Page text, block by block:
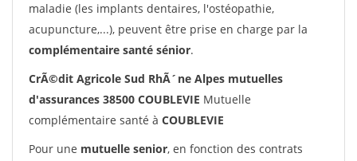
maladie (les implants dentaires, l'ostéopathie,
acupuncture,...), peuvent être prise en charge par la
complémentaire santé sénior.
CrÃ©dit Agricole Sud RhÃ´ne Alpes mutuelles
d'assurances 38500 COUBLEVIE Mutuelle
complémentaire santé à COUBLEVIE
Pour une mutuelle senior, en fonction des contrats